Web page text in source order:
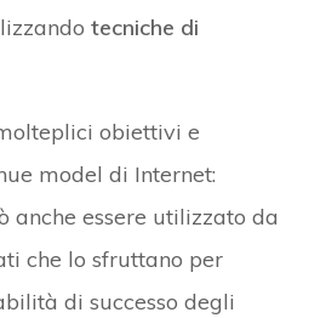
tecniche di
obiettivi e
model di Internet:
anche essere utilizzato da
che lo sfruttano per
di successo degli